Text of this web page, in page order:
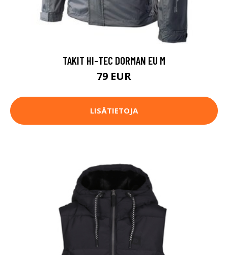
TAKIT HI-TEC DORMAN EU M
79 EUR
LISÄTIETOJA